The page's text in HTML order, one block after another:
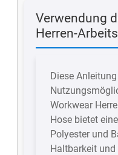
Verwendung
Herren-
Diese
Workwear
Hose bietet
Polyester und
Haltbarkeit